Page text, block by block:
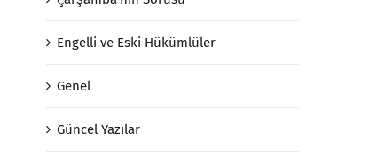
Engelli ve Eski Hükümlüler
Genel
Güncel Yazılar